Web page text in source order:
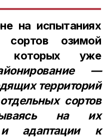
на испытаниях
сортов озимой
которых уже
—
территорий
сортов
на их
и адаптации к